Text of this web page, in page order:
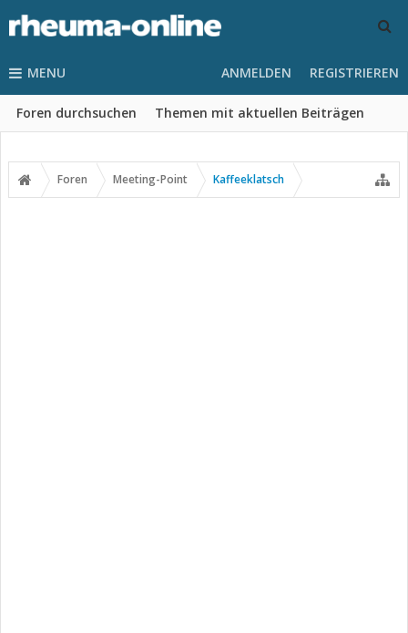
MENU
Foren durchsuchen Themen mit aktuellen Beiträgen
ANMELDEN REGISTRIEREN
Foren Meeting-Point Kaffeeklatsch